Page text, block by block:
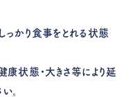
っかり食事をとれる状態
康状態・大きさ等により延
。